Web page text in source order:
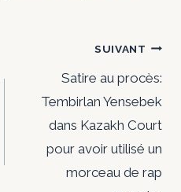
SUIVANT
Satire au procès:
Tembirlan Yensebek
dans Kazakh Court
pour avoir utilisé un
morceau de rap